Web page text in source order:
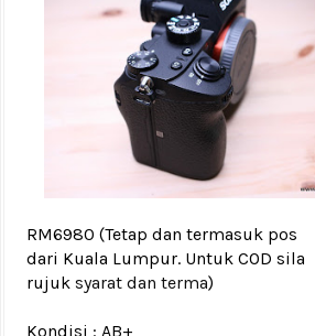
RM6980 (Tetap dan termasuk pos
dari Kuala Lumpur. Untuk COD sila
rujuk syarat dan terma)
Kondisi : AB+